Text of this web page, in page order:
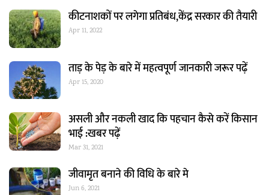
कीटनाशकों पर लगेगा प्रतिबंध,केंद्र सरकार की तैयारी
Apr 11, 2022
ताड़ के पेड़ के बारे में महत्वपूर्ण जानकारी जरूर पढ़ें
Apr 15, 2020
असली और नकली खाद कि पहचान कैसे करें किसान
भाई :खबर पढ़ें
Mar 31, 2021
जीवामृत बनाने की विधि के बारे मे
Jun 6, 2021